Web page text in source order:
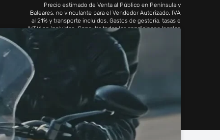
Precio estimado de Venta al Público en Península y
Baleares, no vinculante para el Vendedor Autorizado. IVA
al 21% y transporte incluidos. Gastos de gestoría, tasas e
IVTM no incluidos. Consulta todas las condiciones legales
de las promociones y precios de venta al público con
nuestros comerciales.